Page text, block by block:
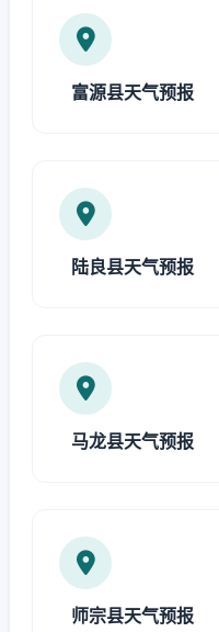
富源县天气预报
陆良县天气预报
马龙县天气预报
师宗县天气预报